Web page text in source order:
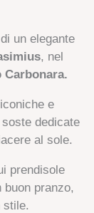
un elegante
, nel
Carbonara.
e
dedicate
al sole.
prendisole
pranzo,
stile.